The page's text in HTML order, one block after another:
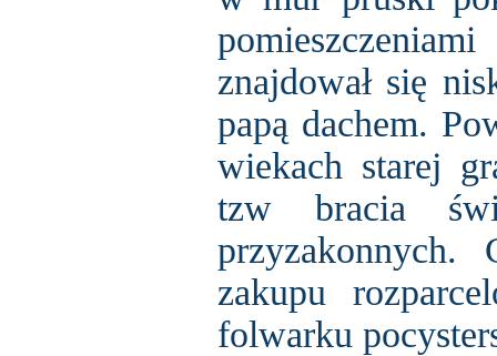
znajdował się
papą dachem.
wiekach starej
tzw bracia
przyzakonnych.
zakupu
folwarku